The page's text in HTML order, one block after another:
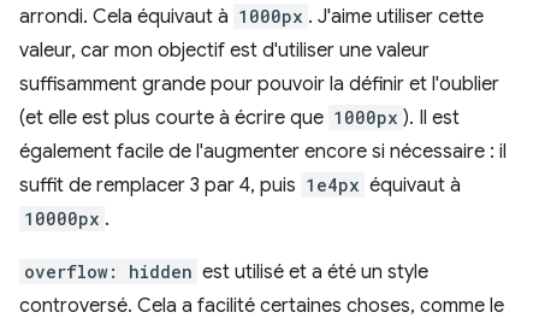
arrondi. Cela équivaut à 1000px . J'aime utiliser cette
valeur, car mon objectif est d'utiliser une valeur
suffisamment grande pour pouvoir la définir et l'oublier
(et elle est plus courte à écrire que 1000px ). Il est
également facile de l'augmenter encore si nécessaire : il
suffit de remplacer 3 par 4, puis 1e4px équivaut à
10000px .
overflow: hidden est utilisé et a été un style
controversé. Cela a facilité certaines choses, comme le